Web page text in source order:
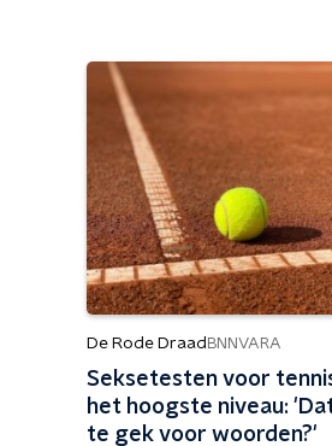
De Rode Draad BNNVARA
Seksetesten voor
het hoogste niveau:
te gek voor woorden?'